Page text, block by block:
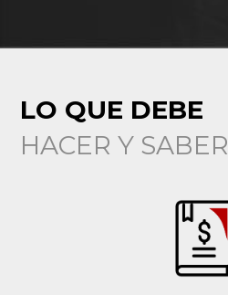
LO QUE DEBE
HACER Y SABER